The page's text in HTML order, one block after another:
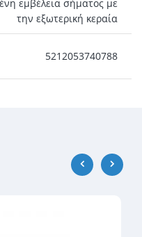
εμβέλεια σήματος με
την εξωτερική κεραία
5212053740788